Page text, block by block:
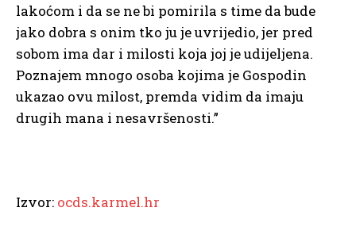
lakoćom i da se ne bi pomirila s time da bude
jako dobra s onim tko ju je uvrijedio, jer pred
sobom ima dar i milosti koja joj je udijeljena.
Poznajem mnogo osoba kojima je Gospodin
ukazao ovu milost, premda vidim da imaju
drugih mana i nesavršenosti.”
Izvor: ocds.karmel.hr